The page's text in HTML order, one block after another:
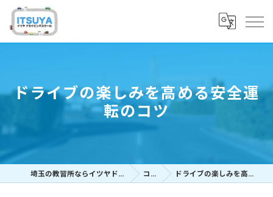
ドライブの楽しみを高める安全運
転のコツ
埼玉の教習所ならイツヤドライビングスクール コラム ドライブの楽しみを高める安全運転のコツ